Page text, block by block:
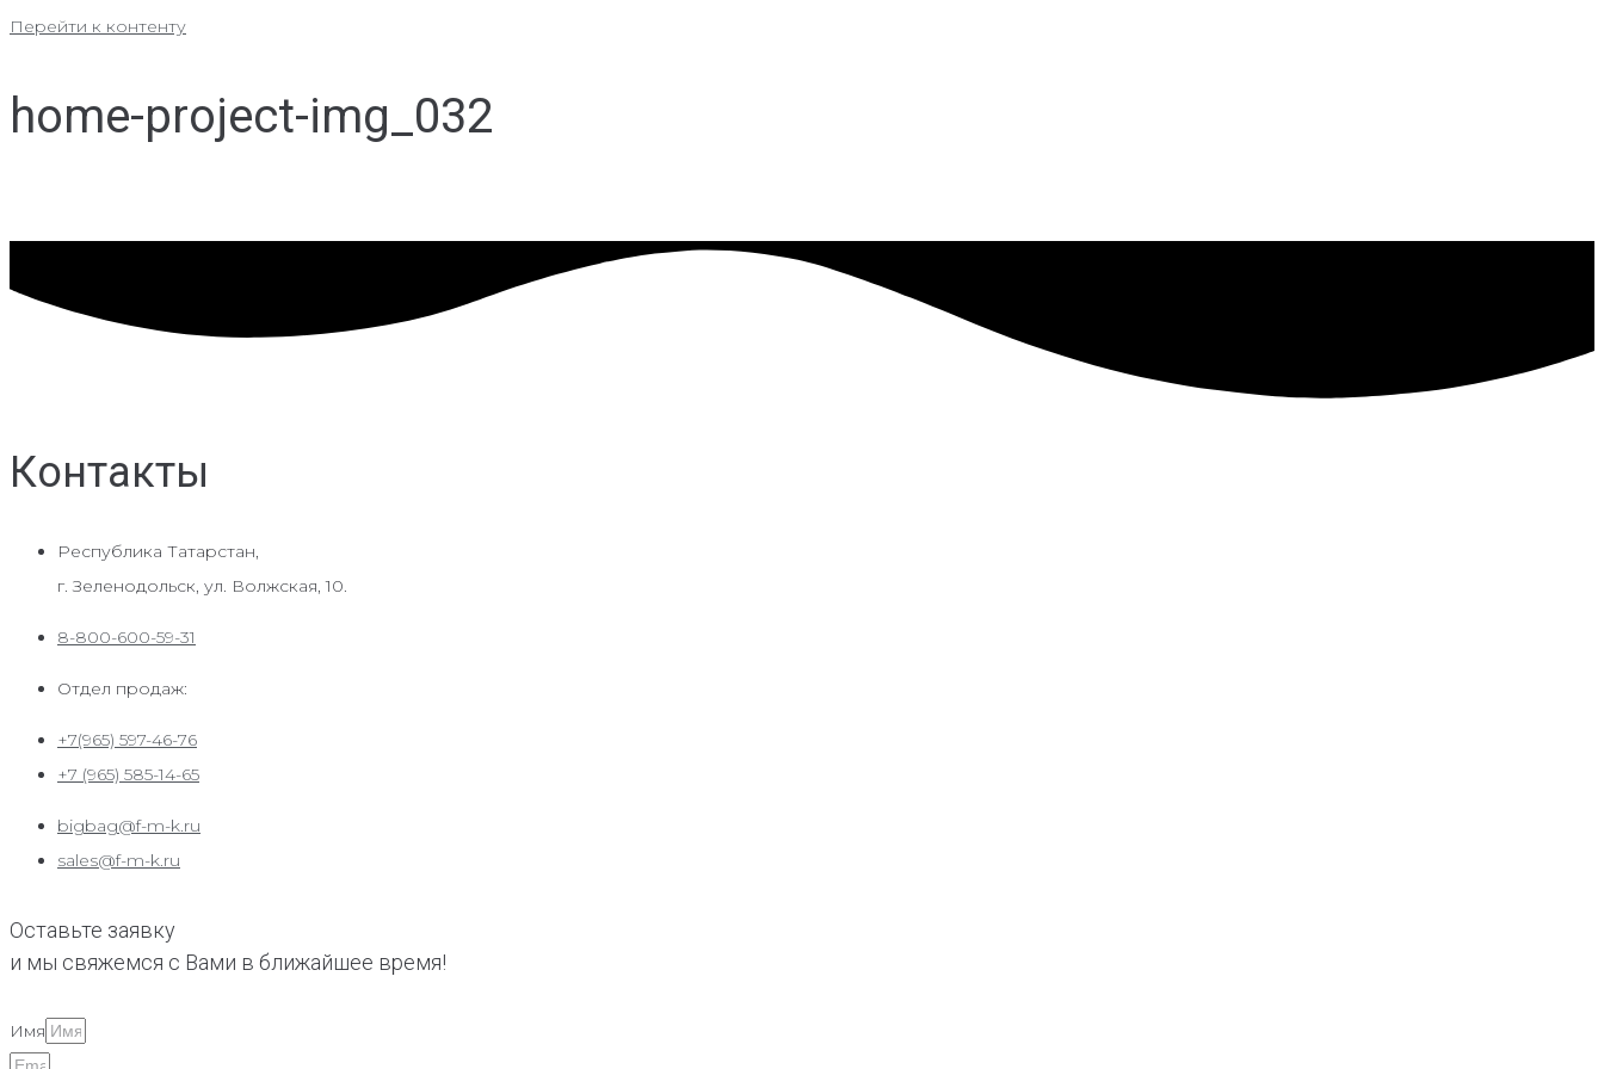
Перейти к контенту
home-project-img_032
Контакты
Республика Татарстан,
г. Зеленодольск, ул. Волжская, 10.
8-800-600-59-31
Отдел продаж:
+7(965) 597-46-76
+7 (965) 585-14-65
bigbag@f-m-k.ru
sales@f-m-k.ru
Оставьте заявку
и мы свяжемся с Вами в ближайшее время!
Имя